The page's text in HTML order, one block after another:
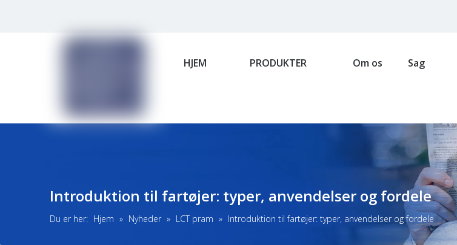
HJEM PRODUKTER Om os Sag
Introduktion til fartøjer: typer, anvendelser og fordele
Du er her: Hjem » Nyheder » LCT pram » Introduktion til fartøjer: typer, anvendelser og fordele